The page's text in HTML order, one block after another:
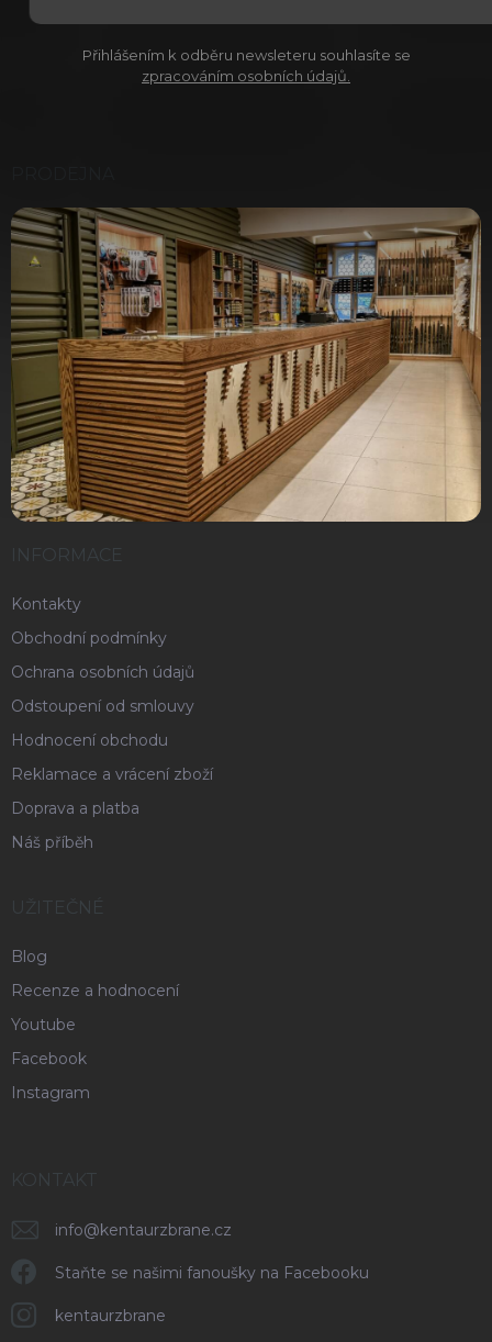
Přihlášením k odběru newsleteru souhlasíte se
zpracováním osobních údajů.
INFORMACE
Kontakty
Obchodní podmínky
Ochrana osobních údajů
Odstoupení od smlouvy
Hodnocení obchodu
Reklamace a vrácení zboží
Doprava a platba
Náš příběh
UŽITEČNÉ
Blog
Recenze a hodnocení
Youtube
Facebook
Instagram
KONTAKT
info@kentaurzbrane.cz
Staňte se našimi fanoušky na Facebooku
kentaurzbrane